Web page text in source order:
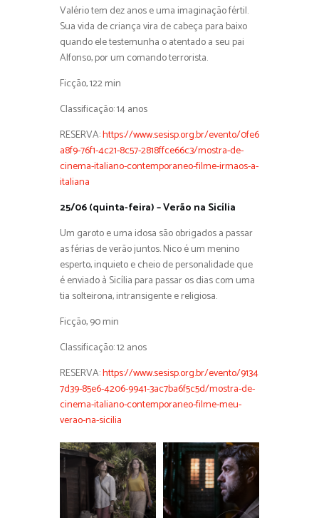
Valério tem dez anos e uma imaginação fértil.
Sua vida de criança vira de cabeça para baixo
quando ele testemunha o atentado a seu pai
Alfonso, por um comando terrorista.
Ficção, 122 min
Classificação: 14 anos
RESERVA:https://www.sesisp.org.br/evento/0fe6
a8f9-76f1-4c21-8c57-2818ffce66c3/mostra-de-
cinema-italiano-contemporaneo-filme-irmaos-a-
italiana
25/06 (quinta-feira) – Verão na Sicília
Um garoto e uma idosa são obrigados a passar
as férias de verão juntos. Nico é um menino
esperto, inquieto e cheio de personalidade que
é enviado à Sicília para passar os dias com uma
tia solteirona, intransigente e religiosa.
Ficção, 90 min
Classificação: 12 anos
RESERVA:https://www.sesisp.org.br/evento/9134
7d39-85e6-4206-9941-3ac7ba6f5c5d/mostra-de-
cinema-italiano-contemporaneo-filme-meu-
verao-na-sicilia